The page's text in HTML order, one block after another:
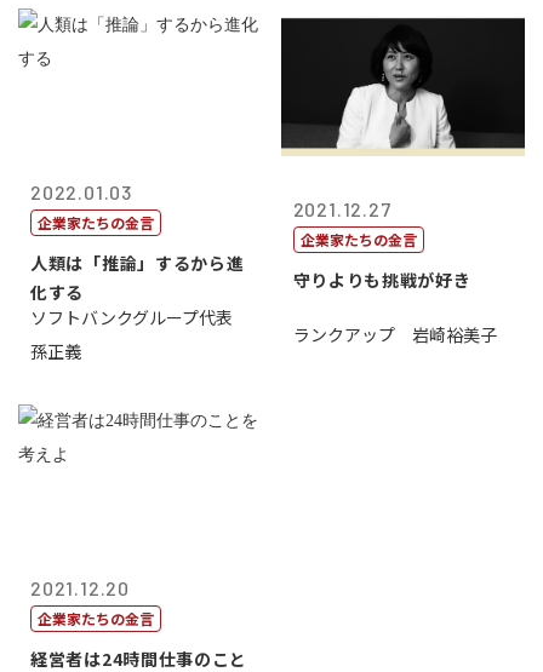
2022.01.03
企業家たちの金言
人類は「推論」するから進
化する
ソフトバンクグループ代表
孫正義
2021.12.27
企業家たちの金言
守りよりも挑戦が好き
ランクアップ 岩崎裕美子
2021.12.20
企業家たちの金言
経営者は24時間仕事のこと